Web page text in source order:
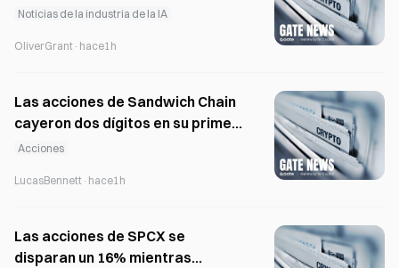
directa de su equipo
Noticias de la industria de la IA
OliverGrant · hace1h
Las acciones de Sandwich Chain
cayeron dos dígitos en su primer
año de cotización
Acciones
LucasBennett · hace1h
Las acciones de SPCX se
disparan un 16% mientras